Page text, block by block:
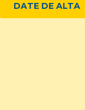
DATE DE ALTA